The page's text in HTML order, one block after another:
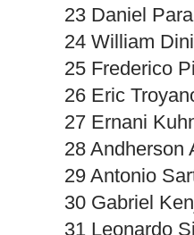
23 Daniel
24 William
25 Frederico
26 Eric
27 Ernani
28 Andherson
29 Antonio
30 Gabriel
31 Leonardo